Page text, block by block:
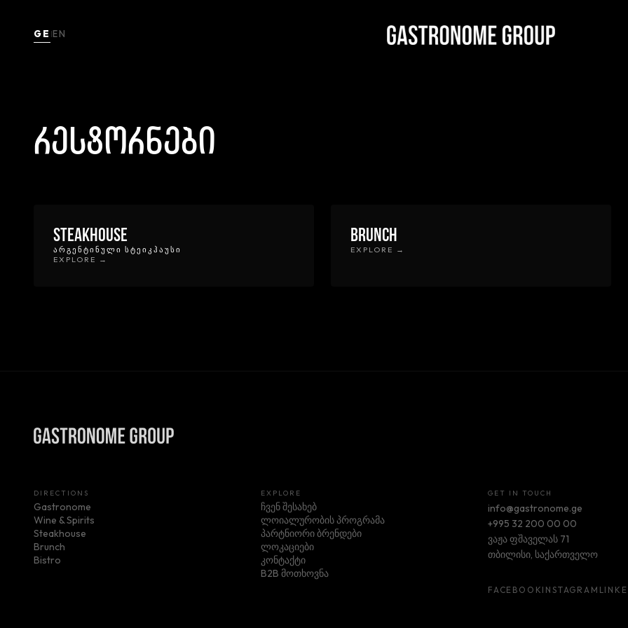
GE |EN
რესტორნები
Steakhouse
ᲐᲠᲒᲔᲜᲢᲘᲜᲣᲚᲘ ᲡᲢᲔᲘᲙᲰᲐᲣᲡᲘ
EXPLORE →
Brunch
EXPLORE →
DIRECTIONS
Gastronome
Wine & Spirits
Steakhouse
Brunch
Bistro
EXPLORE
ჩვენ შესახებ
ლოიალურობის პროგრამა
პარტნიორი ბრენდები
ლოკაციები
კონტაქტი
B2B მოთხოვნა
GET IN TOUCH
info@gastronome.ge
+995 32 200 00 00
ვაჟა ფშაველას 71
თბილისი, საქართველო
FACEBOOK INSTAGRAM